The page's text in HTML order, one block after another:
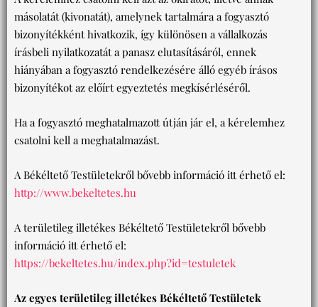
másolatát (kivonatát), amelynek tartalmára a fogyasztó
bizonyítékként hivatkozik, így különösen a vállalkozás
írásbeli nyilatkozatát a panasz elutasításáról, ennek
hiányában a fogyasztó rendelkezésére álló egyéb írásos
bizonyítékot az előírt egyeztetés megkísérléséről.
Ha a fogyasztó meghatalmazott útján jár el, a kérelemhez
csatolni kell a meghatalmazást.
A Békéltető Testületekről bővebb információ itt érhető el:
http://www.bekeltetes.hu
A területileg illetékes Békéltető Testületekről bővebb
információ itt érhető el:
https://bekeltetes.hu/index.php?id=testuletek
Az egyes területileg illetékes Békéltető Testületek